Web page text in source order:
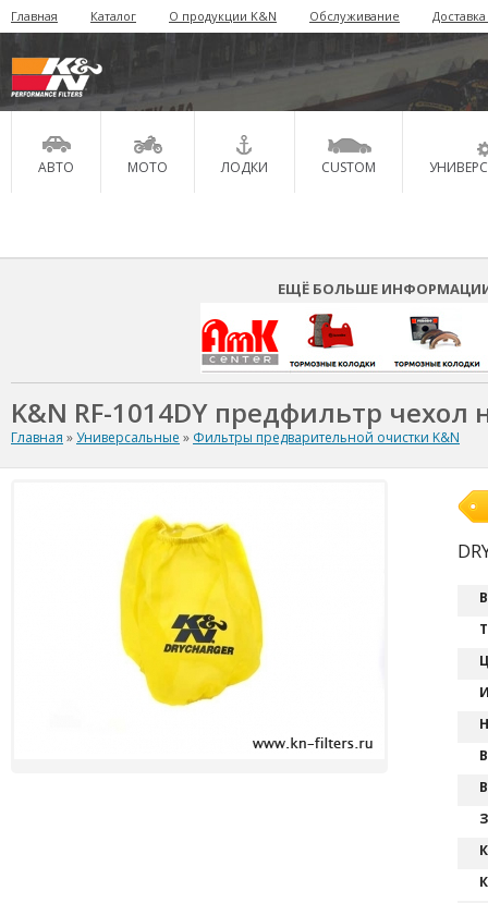
Главная Каталог О продукции K&N Обслуживание
АВТО МОТО ЛОДКИ CUSTOM
ЕЩЁ БОЛЬШЕ
K&N RF-1014DY предфильтр чехол
Главная »Универсальные » Фильтры предварительной очистки K&N